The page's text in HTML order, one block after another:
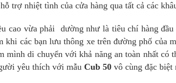
trợ nhiệt tình của cửa hàng qua tất cả các
cao vừa phải dường như là tiêu chí hàng
khi các bạn lưu thông xe trên đường phố
mình di chuyển với khả năng an toàn nhất
yêu thích với mẫu Cub 50vô cùng đặc biệt